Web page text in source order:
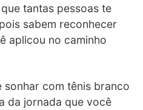
tantas pessoas te
sabem reconhecer
aplicou no caminho
sonhar com tênis branco
da jornada que você